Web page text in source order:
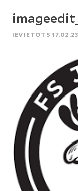
IEVIETOTS